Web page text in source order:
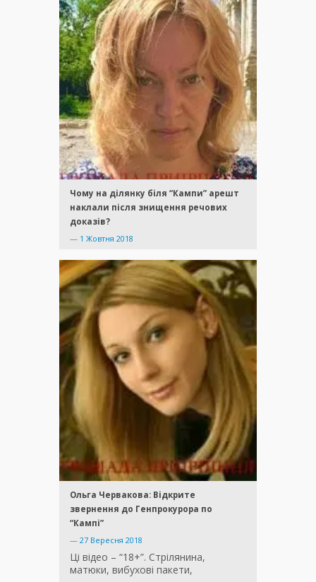
Чому на ділянку біля “Кампи” арешт
наклали після знищення речових
доказів?
— 1 Жовтня 2018
Ольга Червакова: Відкрите
звернення до Генпрокурора по
“Кампі”
— 27 Вересня 2018
Ці відео – “18+”. Стрілянина,
матюки, вибухові пакети,